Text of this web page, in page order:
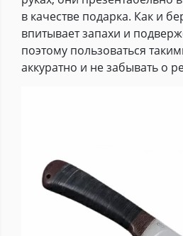
в качестве подарка. Как и
впитывает запахи и
поэтому пользоваться
аккуратно и не забывать о